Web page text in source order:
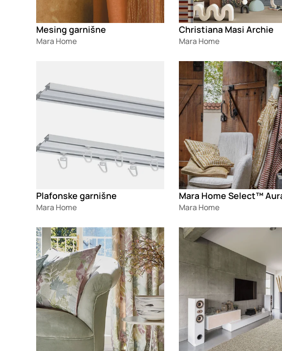
Mesing garnišne
Mara Home
Christiana Masi Archie
Mara Home
Plafonske garnišne
Mara Home
Loading
Mara Home
Loading Loading